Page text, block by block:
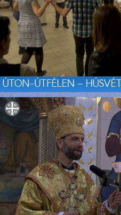
ÚTON-ÚTFÉLEN –